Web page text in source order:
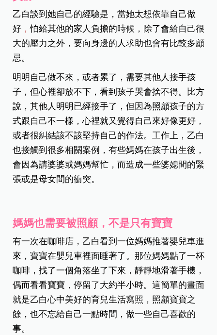
乙白談到她自己的經驗是，當她太想依靠自己做
好 ，怕給其他的家人負擔的時候，除了會給自己很
大的壓力之外，要向身邊的人求助也會有比較多顧
忌。
明明自己做不來，或者累了，需要其他人接手孩
子，但心裡卻放不下，看到孩子哭會捨不得。比方
說，其他人明明已經接手了，但因為照顧孩子的方
式跟自己不一樣，心裡就又覺得自己來好像更好，
或者很糾結該不該堅持自己的作法。工作上，乙白
也接觸到很多相關案例，有些媽媽在孩子出生後，
會因為請婆婆或媽媽幫忙，而造成一些婆媳間的緊
張或是母女間的衝突。
媽媽也需要被照顧，不是只有寶寶
有一次在咖啡店，乙白看到一位媽媽推著嬰兒車進
來，寶寶在嬰兒車裡面睡著了。那位媽媽點了一杯
咖啡，找了一個角落坐了下來，靜靜地滑著手機，
偶而看看寶寶，停留了大約半小時。這簡單的畫面
就是乙白心中美好的育兒生活寫照，照顧寶寶之
餘，也不忘給自己一點時間，做一些自己喜歡的
事。